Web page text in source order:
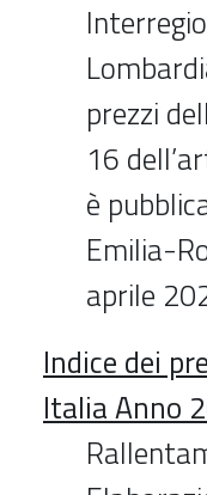
prezzi
16
è
Emilia-
aprile
Indice dei
Italia Anno